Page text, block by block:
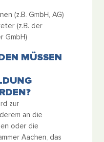
(z.B. GmbH, AG)
(z.B. der
GmbH)
MÜSSEN
zur
an die
oder die
Aachen, das